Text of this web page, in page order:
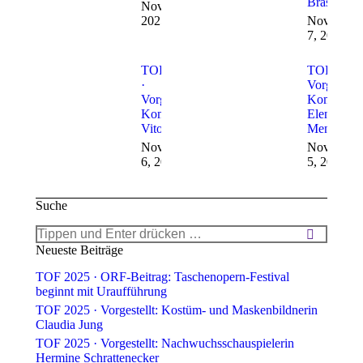
November 8,
2025
November
7, 2025
TOF 2025
·
Vorgestellt:
Komponist
Vito Žuraj
November
6, 2025
TOF 2025
Elena
Mendoza
November
5, 2025
Suche
Search:
Neueste Beiträge
TOF 2025 · ORF-Beitrag: Taschenopern-Festival
beginnt mit Uraufführung
TOF 2025 · Vorgestellt: Kostüm- und Maskenbildnerin
Claudia Jung
TOF 2025 · Vorgestellt: Nachwuchsschauspielerin
Hermine Schrattenecker